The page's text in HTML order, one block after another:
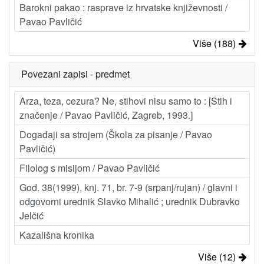
Barokni pakao : rasprave iz hrvatske književnosti /
Pavao Pavličić
Više (188)
Povezani zapisi - predmet
Arza, teza, cezura? Ne, stihovi nisu samo to : [Stih i
značenje / Pavao Pavličić, Zagreb, 1993.]
Događaji sa strojem (Škola za pisanje / Pavao
Pavličić)
Filolog s misijom / Pavao Pavličić
God. 38(1999), knj. 71, br. 7-9 (srpanj/rujan) / glavni i
odgovorni urednik Slavko Mihalić ; urednik Dubravko
Jelčić
Kazališna kronika
Više (12)